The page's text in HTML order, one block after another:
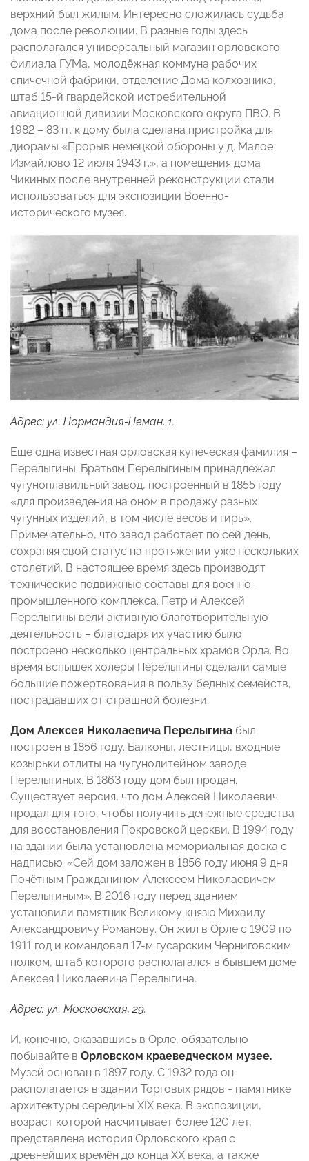
верхний был жилым. Интересно сложилась судьба
дома после революции. В разные годы здесь
располагался универсальный магазин орловского
филиала ГУМа, молодёжная коммуна рабочих
спичечной фабрики, отделение Дома колхозника,
штаб 15-й гвардейской истребительной
авиационной дивизии Московского округа ПВО. В
1982 – 83 гг. к дому была сделана пристройка для
диорамы «Прорыв немецкой обороны у д. Малое
Измайлово 12 июля 1943 г.», а помещения дома
Чикиных после внутренней реконструкции стали
использоваться для экспозиции Военно-
исторического музея.
Адрес: ул. Нормандия-Неман, 1.
Еще одна известная орловская купеческая фамилия –
Перелыгины. Братьям Перелыгиным принадлежал
чугуноплавильный завод, построенный в 1855 году
«для произведения на оном в продажу разных
чугунных изделий, в том числе весов и гирь».
Примечательно, что завод работает по сей день,
сохраняя свой статус на протяжении уже нескольких
столетий. В настоящее время здесь производят
технические подвижные составы для военно-
промышленного комплекса. Петр и Алексей
Перелыгины вели активную благотворительную
деятельность – благодаря их участию было
построено несколько центральных храмов Орла. Во
время вспышек холеры Перелыгины сделали самые
большие пожертвования в пользу бедных семейств,
пострадавших от страшной болезни.
Дом Алексея Николаевича Перелыгина был
построен в 1856 году. Балконы, лестницы, входные
козырьки отлиты на чугунолитейном заводе
Перелыгиных. В 1863 году дом был продан.
Существует версия, что дом Алексей Николаевич
продал для того, чтобы получить денежные средства
для восстановления Покровской церкви. В 1994 году
на здании была установлена мемориальная доска с
надписью: «Сей дом заложен в 1856 году июня 9 дня
Почётным Гражданином Алексеем Николаевичем
Перелыгиным». В 2016 году перед зданием
установили памятник Великому князю Михаилу
Александровичу Романову. Он жил в Орле с 1909 по
1911 год и командовал 17-м гусарским Черниговским
полком, штаб которого располагался в бывшем доме
Алексея Николаевича Перелыгина.
Адрес: ул. Московская, 29.
И, конечно, оказавшись в Орле, обязательно
побывайте в Орловском краеведческом музее.
Музей основан в 1897 году. С 1932 года он
располагается в здании Торговых рядов - памятнике
архитектуры середины XIX века. В экспозиции,
возраст которой насчитывает более 120 лет,
представлена история Орловского края с
древнейших времён до конца XX века, а также